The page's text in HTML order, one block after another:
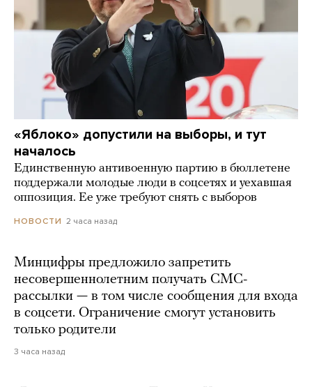
«Яблоко» допустили на выборы, и тут
началось
Единственную антивоенную партию в бюллетене
поддержали молодые люди в соцсетях и уехавшая
оппозиция. Ее уже требуют снять с выборов
НОВОСТИ 2 часа назад
Минцифры предложило запретить
несовершеннолетним получать СМС-
рассылки — в том числе сообщения для входа
в соцсети. Ограничение смогут установить
только родители
3 часа назад